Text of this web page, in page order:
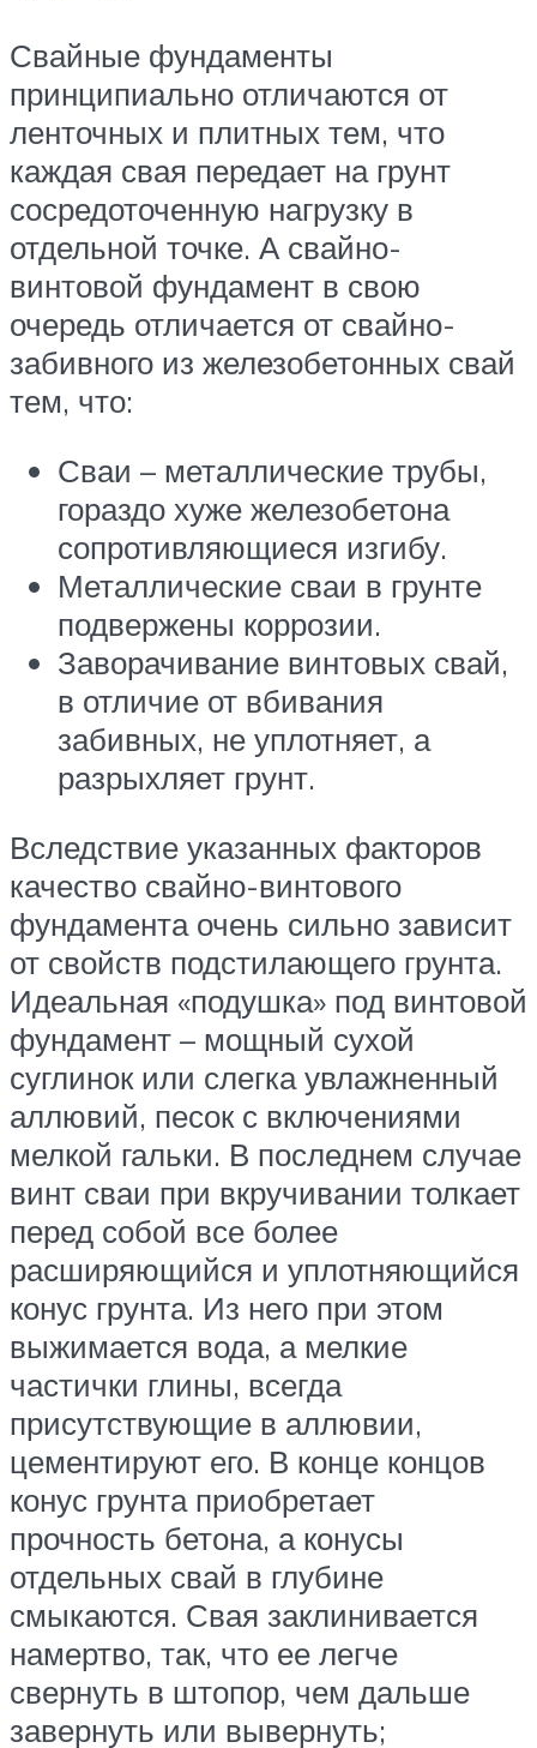
Свайные фундаменты
принципиально отличаются от
ленточных и плитных тем, что
каждая свая передает на грунт
сосредоточенную нагрузку в
отдельной точке. А свайно-
винтовой фундамент в свою
очередь отличается от свайно-
забивного из железобетонных свай
тем, что:
Сваи – металлические трубы,
гораздо хуже железобетона
сопротивляющиеся изгибу.
Металлические сваи в грунте
подвержены коррозии.
Заворачивание винтовых свай,
в отличие от вбивания
забивных, не уплотняет, а
разрыхляет грунт.
Вследствие указанных факторов
качество свайно-винтового
фундамента очень сильно зависит
от свойств подстилающего грунта.
Идеальная «подушка» под винтовой
фундамент – мощный сухой
суглинок или слегка увлажненный
аллювий, песок с включениями
мелкой гальки. В последнем случае
винт сваи при вкручивании толкает
перед собой все более
расширяющийся и уплотняющийся
конус грунта. Из него при этом
выжимается вода, а мелкие
частички глины, всегда
присутствующие в аллювии,
цементируют его. В конце концов
конус грунта приобретает
прочность бетона, а конусы
отдельных свай в глубине
смыкаются. Свая заклинивается
намертво, так, что ее легче
свернуть в штопор, чем дальше
завернуть или вывернуть;